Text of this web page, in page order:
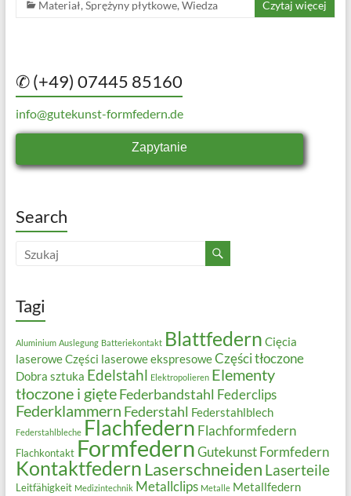
Materiał, Sprężyny płytkowe, Wiedza Czytaj więcej
✆ (+49) 07445 85160
info@gutekunst-formfedern.de
Zapytanie
Search
Tagi
Aluminium Auslegung Batteriekontakt Blattfedern Cięcia
laseroweCzęści laserowe ekspresoweCzęści tłoczone
Dobra sztuka Edelstahl Elektropolieren Elementy
tłoczone i gięteFederbandstahl Federclips
Federklammern Federstahl Federstahlblech
Federstahlbleche Flachfedern Flachformfedern
Flachkontakt FormfedernGutekunst Formfedern
Kontaktfedern Laserschneiden Laserteile
Leitfähigkeit Medizintechnik Metallclips Metalle Metallfedern